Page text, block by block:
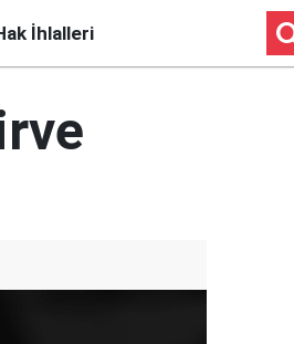
İhlalleri